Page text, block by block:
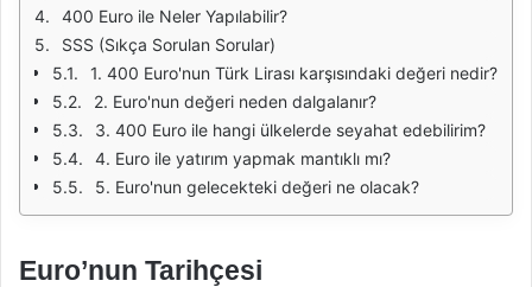
400 Euro ile Neler Yapılabilir?
SSS (Sıkça Sorulan Sorular)
1. 400 Euro'nun Türk Lirası karşısındaki değeri nedir?
2. Euro'nun değeri neden dalgalanır?
3. 400 Euro ile hangi ülkelerde seyahat edebilirim?
4. Euro ile yatırım yapmak mantıklı mı?
5. Euro'nun gelecekteki değeri ne olacak?
Euro’nun Tarihçesi